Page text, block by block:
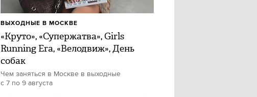
«Круто», «Супержатва», Girls
Running Era, «Велодвиж», День
собак
Чем заняться в Москве в выходные
с 7 по 9 августа
ВЫХОДНЫЕ В МОСКВЕ